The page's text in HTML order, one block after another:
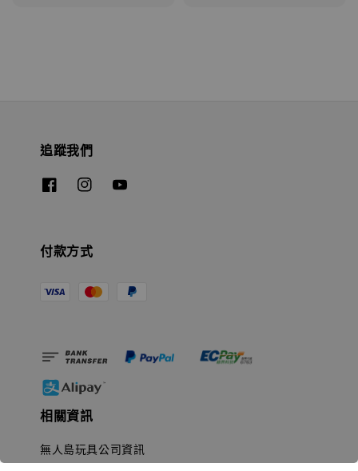
追蹤我們
付款方式
相關資訊
無人島玩具公司資訊
里程碑